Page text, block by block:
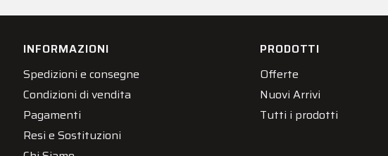
INFORMAZIONI
Spedizioni e consegne
Condizioni di vendita
Pagamenti
Resi e Sostituzioni
PRODOTTI
Offerte
Nuovi Arrivi
Tutti i prodotti